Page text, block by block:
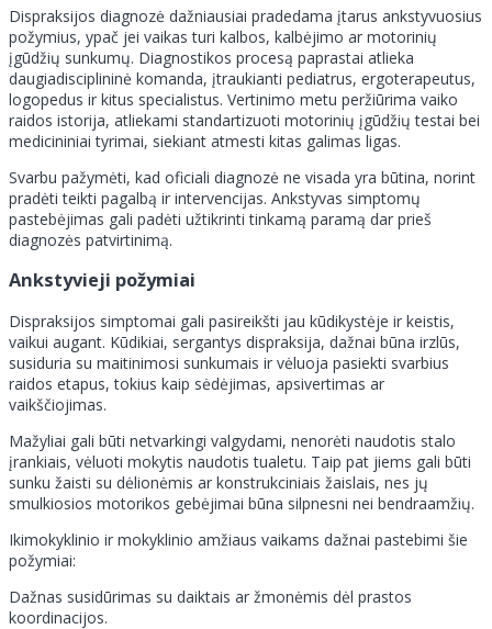
Dispraksijos diagnozė dažniausiai pradedama įtarus ankstyvuosius
požymius, ypač jei vaikas turi kalbos, kalbėjimo ar motorinių
įgūdžių sunkumų. Diagnostikos procesą paprastai atlieka
daugiadisciplininė komanda, įtraukianti pediatrus, ergoterapeutus,
logopedus ir kitus specialistus. Vertinimo metu peržiūrima vaiko
raidos istorija, atliekami standartizuoti motorinių įgūdžių testai bei
medicininiai tyrimai, siekiant atmesti kitas galimas ligas.
Svarbu pažymėti, kad oficiali diagnozė ne visada yra būtina, norint
pradėti teikti pagalbą ir intervencijas. Ankstyvas simptomų
pastebėjimas gali padėti užtikrinti tinkamą paramą dar prieš
diagnozės patvirtinimą.
Ankstyvieji požymiai
Dispraksijos simptomai gali pasireikšti jau kūdikystėje ir keistis,
vaikui augant. Kūdikiai, sergantys dispraksija, dažnai būna irzlūs,
susiduria su maitinimosi sunkumais ir vėluoja pasiekti svarbius
raidos etapus, tokius kaip sėdėjimas, apsivertimas ar
vaikščiojimas.
Mažyliai gali būti netvarkingi valgydami, nenorėti naudotis stalo
įrankiais, vėluoti mokytis naudotis tualetu. Taip pat jiems gali būti
sunku žaisti su dėlionėmis ar konstrukciniais žaislais, nes jų
smulkiosios motorikos gebėjimai būna silpnesni nei bendraamžių.
Ikimokyklinio ir mokyklinio amžiaus vaikams dažnai pastebimi šie
požymiai:
Dažnas susidūrimas su daiktais ar žmonėmis dėl prastos
koordinacijos.